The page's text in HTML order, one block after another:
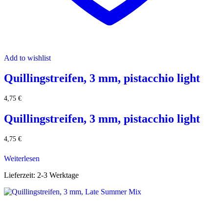
Add to wishlist
Quillingstreifen, 3 mm, pistacchio light
4,75 €
Quillingstreifen, 3 mm, pistacchio light
4,75 €
Weiterlesen
Lieferzeit: 2-3 Werktage